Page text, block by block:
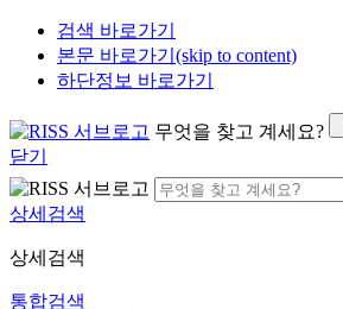
검색 바로가기
본문 바로가기(skip to content)
하단정보 바로가기
무엇을 찾고 계세요?
닫기
상세검색
상세검색
통합검색